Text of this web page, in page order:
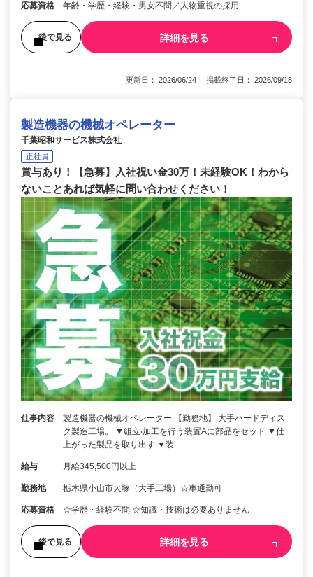
応募資格 年齢・学歴・経験・男⼥不問／⼈物重視の採⽤
後で見る 詳細を見る
更新日： 2026/06/24 掲載終了日： 2026/09/18
製造機器の機械オペレーター
千葉昭和サービス株式会社
正社員
賞与あり！【急募】入社祝い金30万！未経験OK！わから
ないことあれば気軽に問い合わせください！
仕事内容
製造機器の機械オペレーター 【勤務地】 大手ハードディス
ク製造工場。 ▼組立‧加工を行う装置Aに部品をセット ▼仕
上がった製品を取り出す ▼装…
給与 月給345,500円以上
勤務地 栃木県小山市犬塚（大手工場）☆車通勤可
応募資格 ☆学歴・経験不問 ☆知識・技術は必要ありません
後で見る 詳細を見る